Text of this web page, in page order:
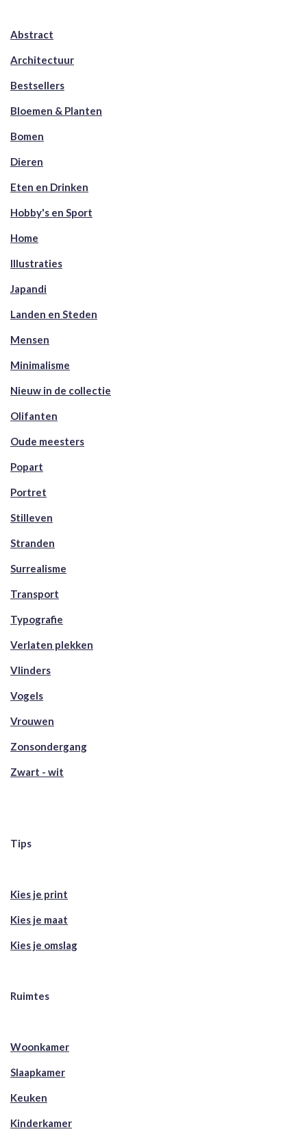
Abstract
Architectuur
Bestsellers
Bloemen & Planten
Bomen
Dieren
Eten en Drinken
Hobby's en Sport
Home
Illustraties
Japandi
Landen en Steden
Mensen
Minimalisme
Nieuw in de collectie
Olifanten
Oude meesters
Popart
Portret
Stilleven
Stranden
Surrealisme
Transport
Typografie
Verlaten plekken
Vlinders
Vogels
Vrouwen
Zonsondergang
Zwart - wit
Tips
Kies je print
Kies je maat
Kies je omslag
Ruimtes
Woonkamer
Slaapkamer
Keuken
Kinderkamer